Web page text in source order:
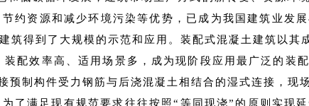
约资源和减少环境污染等优势，已成为我国建筑业发
筑得到了大规模的示范和应用。装配式混凝土建筑以其
配效率高、适用场景多，成为现阶段应用最广泛的装
预制构件受力钢筋与后浇混凝土相结合的湿式连接，现
了满足现有规范要求往往按照“等同现浇”的原则实现